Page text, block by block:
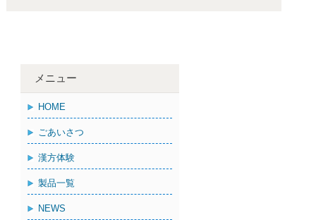
メニュー
HOME
ごあいさつ
漢方体験
製品一覧
NEWS